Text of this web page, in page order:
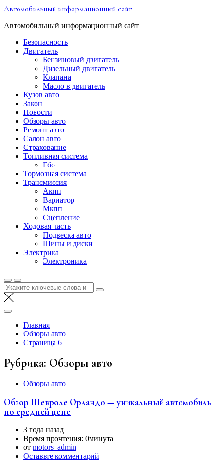
Перейти
содержимому
Автомобильный информационный сайт
Автомобильный информационный сайт
Безопасность
Двигатель
Бензиновый двигатель
Дизельный двигатель
Клапана
Масло в двигатель
Кузов авто
Закон
Новости
Обзоры авто
Ремонт авто
Салон авто
Страхование
Топливная система
Гбо
Тормозная система
Трансмиссия
Акпп
Вариатор
Мкпп
Сцепление
Ходовая часть
Подвеска авто
Шины и диски
Электрика
Электроника
Найти:
Главная
Обзоры авто
Страница 6
Рубрика: Обзоры авто
Обзоры авто
Обзор Шевроле Орландо — уникальный автомобиль
по средней цене
3 года назад
Время прочтения: 0минута
от motors_admin
Оставьте комментарий